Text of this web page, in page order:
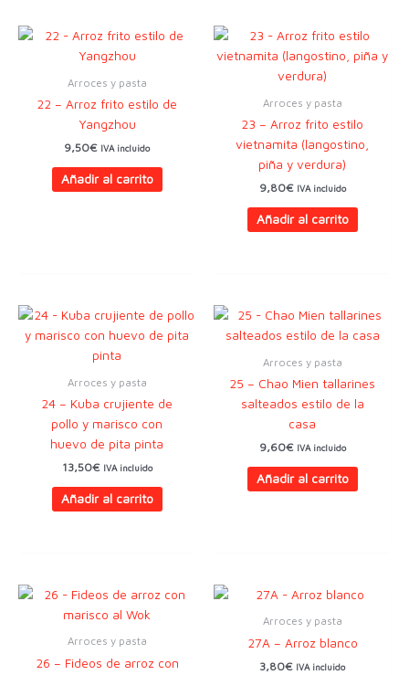
Arroces y pasta
22 – Arroz frito estilo de
Yangzhou
9,50€ IVA incluido
Añadir al carrito
Arroces y pasta
23 – Arroz frito estilo
vietnamita (langostino,
piña y verdura)
9,80€ IVA incluido
Añadir al carrito
Arroces y pasta
24 – Kuba crujiente de
pollo y marisco con
huevo de pita pinta
13,50€ IVA incluido
Añadir al carrito
Arroces y pasta
25 – Chao Mien tallarines
salteados estilo de la
casa
9,60€ IVA incluido
Añadir al carrito
Arroces y pasta
26 – Fideos de arroz con
Arroces y pasta
27A – Arroz blanco
3,80€ IVA incluido